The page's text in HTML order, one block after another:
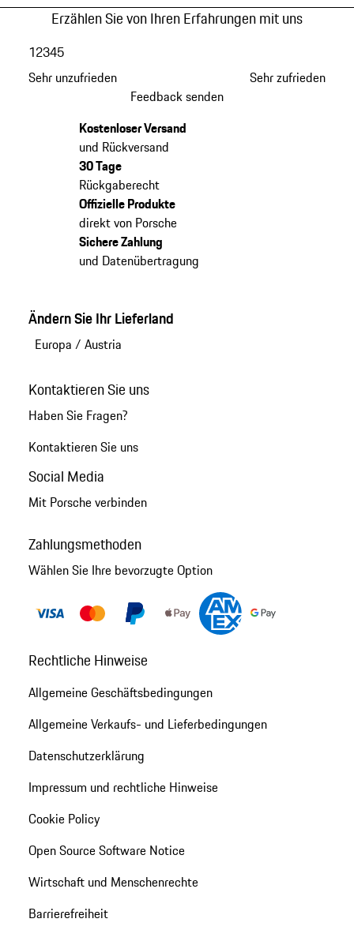
Erzählen Sie von Ihren Erfahrungen mit uns
Sehr unzufrieden
12345
Sehr zufrieden
Feedback senden
Kostenloser Versand
und Rückversand
30 Tage
Rückgaberecht
Offizielle Produkte
direkt von Porsche
Sichere Zahlung
und Datenübertragung
Ändern Sie Ihr Lieferland
Europa / Austria
Kontaktieren Sie uns
Haben Sie Fragen?
Kontaktieren Sie uns
Social Media
Mit Porsche verbinden
Zahlungsmethoden
Wählen Sie Ihre bevorzugte Option
Rechtliche Hinweise
Allgemeine Geschäftsbedingungen
Allgemeine Verkaufs- und Lieferbedingungen
Datenschutzerklärung
Impressum und rechtliche Hinweise
Cookie Policy
Open Source Software Notice
Wirtschaft und Menschenrechte
Barrierefreiheit